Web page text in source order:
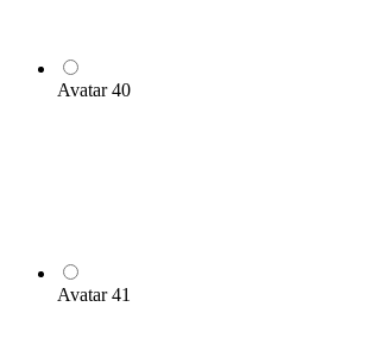
Avatar 40
Avatar 41